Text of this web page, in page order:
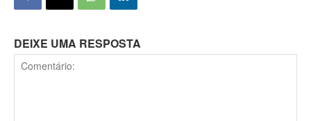
DEIXE UMA RESPOSTA